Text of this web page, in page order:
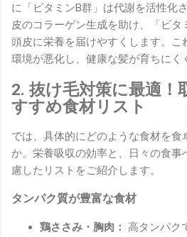
に「ビタミンB群」は代謝を活性化
皮のコラーゲン生成を助け、「ビタ
頭皮に栄養を届けやすくします。こ
環境が悪化し、健康な髪が育ちにく
2. 抜け毛対策に最適！
すすめ食材リスト
では、具体的にどのような食材を食
か。栄養吸収の効率と、日々の食
慮したリストをご紹介します。
タンパク質が豊富な食材
鶏ささみ・胸肉： 高タンパク